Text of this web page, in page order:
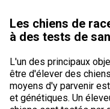
Les chiens de
à des tests de
L'un des principaux
être d'élever des
moyens d'y parvenir
et génétiques. Un